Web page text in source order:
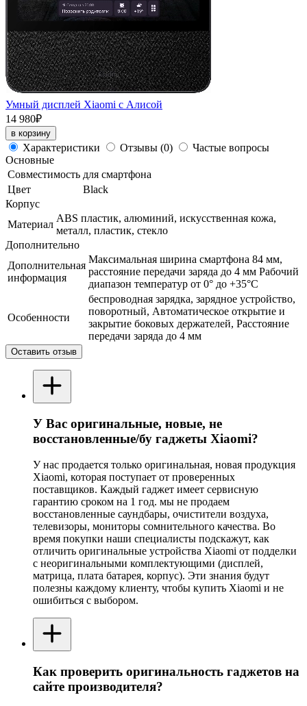
Умный дисплей Xiaomi с Алисой
14 980₽
в корзину
Характеристики Отзывы (0)
Частые вопросы
Основные
Совместимость для смартфона
Цвет
Black
Корпус
Материал
ABS пластик, алюминий, искусственная кожа,
металл, пластик, стекло
Дополнительно
Дополнительная
информация
Максимальная ширина смартфона 84 мм,
расстояние передачи заряда до 4 мм Рабочий
диапазон температур от 0° до +35°С
Особенности
беспроводная зарядка, зарядное устройство,
поворотный, Автоматическое открытие и
закрытие боковых держателей, Расстояние
передачи заряда до 4 мм
Оставить отзыв
У Вас оригинальные, новые, не
восстановленные/бу гаджеты Xiaomi?
У нас продается только оригинальная, новая продукция
Xiaomi, которая поступает от проверенных
поставщиков. Каждый гаджет имеет сервисную
гарантию сроком на 1 год. мы не продаем
восстановленные саундбары, очистители воздуха,
телевизоры, мониторы сомнительного качества. Во
время покупки наши специалисты подскажут, как
отличить оригинальные устройства Xiaomi от подделки
с неоригинальными комплектующими (дисплей,
матрица, плата батарея, корпус). Эти знания будут
полезны каждому клиенту, чтобы купить Xiaomi и не
ошибиться с выбором.
Как проверить оригинальность гаджетов на
сайте производителя?